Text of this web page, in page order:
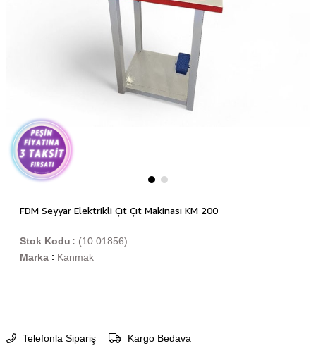
FDM Seyyar Elektrikli Çıt Çıt Makinası KM 200
(10.01856)
Stok Kodu
Marka : Kanmak
Telefonla Sipariş Kargo Bedava